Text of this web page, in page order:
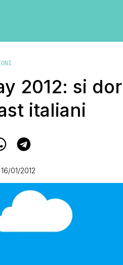
2012: si
italiani
16/01/2012